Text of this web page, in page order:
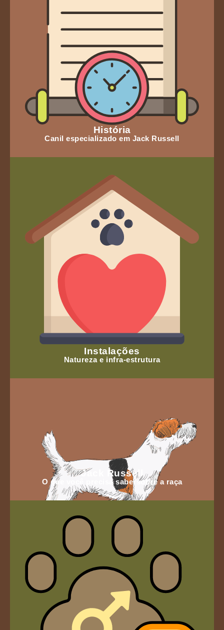
História
Canil especializado em Jack Russell
Instalações
Natureza e infra-estrutura
Jack Russell
O que você precisa sabersobre a raça